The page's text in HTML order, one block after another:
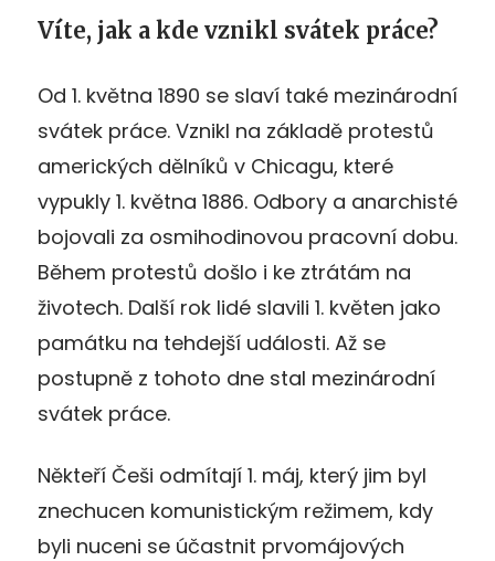
Víte, jak a kde vznikl svátek práce?
Od 1. května 1890 se slaví také mezinárodní
svátek práce. Vznikl na základě protestů
amerických dělníků v Chicagu, které
vypukly 1. května 1886. Odbory a anarchisté
bojovali za osmihodinovou pracovní dobu.
Během protestů došlo i ke ztrátám na
životech. Další rok lidé slavili 1. květen jako
památku na tehdejší události. Až se
postupně z tohoto dne stal mezinárodní
svátek práce.
Někteří Češi odmítají 1. máj, který jim byl
znechucen komunistickým režimem, kdy
byli nuceni se účastnit prvomájových